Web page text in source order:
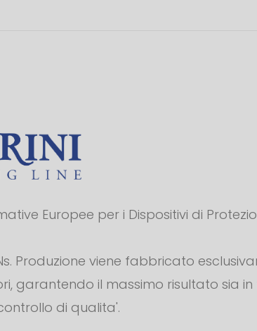
Europee per i Dispositivi di
Produzione viene fabbricato
garantendo il massimo risultato sia in
di qualita'.